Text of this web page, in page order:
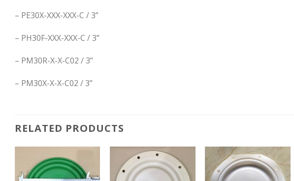
– PE30X-XXX-XXX-C / 3”
– PH30F-XXX-XXX-C / 3”
– PM30R-X-X-C02 / 3”
– PM30X-X-X-C02 / 3”
RELATED PRODUCTS